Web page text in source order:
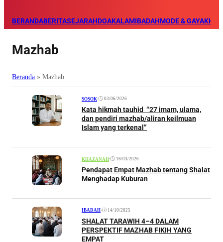
BERANDABERITASEJARAHDOAKALAMIBADAHMODE & GAYA
Mazhab
Beranda » Mazhab
SOSOK• 03/06/2026
Kata hikmah tauhid “27 imam, ulama,
dan pendiri mazhab/aliran keilmuan
Islam yang terkenal”
KHAZANAH• 16/03/2026
Pendapat Empat Mazhab tentang Shalat
Menghadap Kuburan
IBADAH• 14/10/2025
SHALAT TARAWIH 4–4 DALAM
PERSPEKTIF MAZHAB FIKIH YANG
EMPAT